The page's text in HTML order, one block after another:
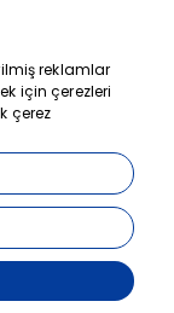
Abone Ol
Sistemi
reklamlar
için çerezleri
çerez